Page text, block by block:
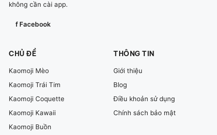
không cần cài app.
f Facebook
CHỦ ĐỀ
Kaomoji Mèo
Kaomoji Trái Tim
Kaomoji Coquette
Kaomoji Kawaii
Kaomoji Buồn
THÔNG TIN
Giới thiệu
Blog
Điều khoản sử dụng
Chính sách bảo mật